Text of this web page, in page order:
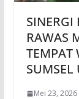
SINERGI
RAWAS
TEMPAT
SUMSEL
Mei 23, 2026